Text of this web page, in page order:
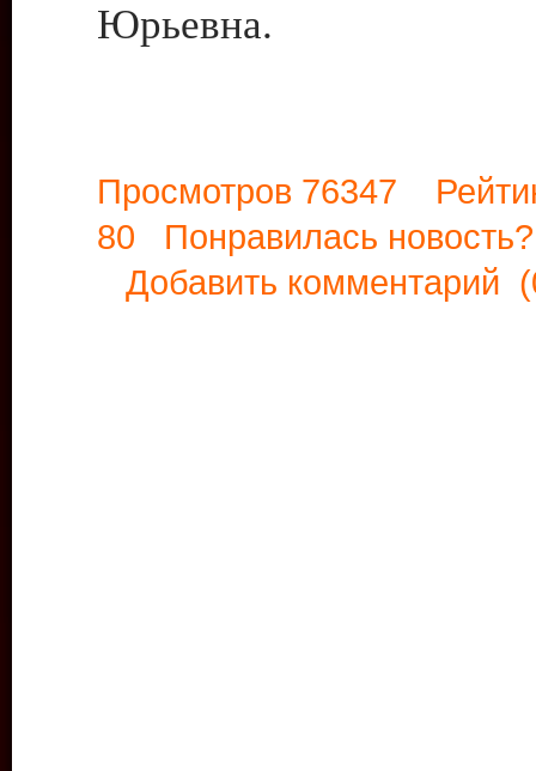
Юрьевна.
Просмотров 76347
80 Понравилась
Добавить комментарий